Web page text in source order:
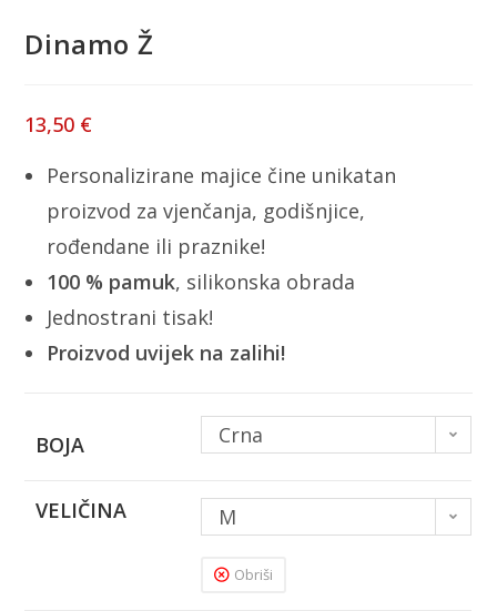
Dinamo Ž
13,50 €
Personalizirane majice čine unikatan
proizvod za vjenčanja, godišnjice,
rođendane ili praznike!
100 % pamuk, silikonska obrada
Jednostrani tisak!
Proizvod uvijek na zalihi!
BOJA Crna
VELIČINA M
Obriši